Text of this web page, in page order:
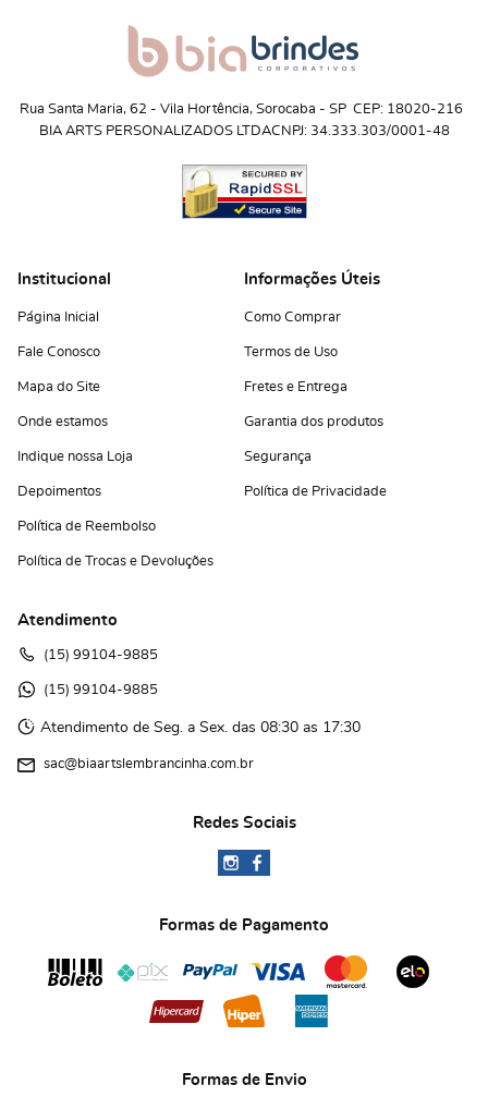
Rua Santa Maria, 62 - Vila Hortência, Sorocaba - SP CEP: 18020-216
BIA ARTS PERSONALIZADOS LTDACNPJ: 34.333.303/0001-48
Institucional
Página Inicial
Fale Conosco
Mapa do Site
Onde estamos
Indique nossa Loja
Depoimentos
Política de Reembolso
Política de Trocas e Devoluções
Informações Úteis
Como Comprar
Termos de Uso
Fretes e Entrega
Garantia dos produtos
Segurança
Política de Privacidade
Atendimento
(15) 99104-9885
(15) 99104-9885
Atendimento de Seg. a Sex. das 08:30 as 17:30
sac@biaartslembrancinha.com.br
Redes Sociais
Formas de Pagamento
Formas de Envio